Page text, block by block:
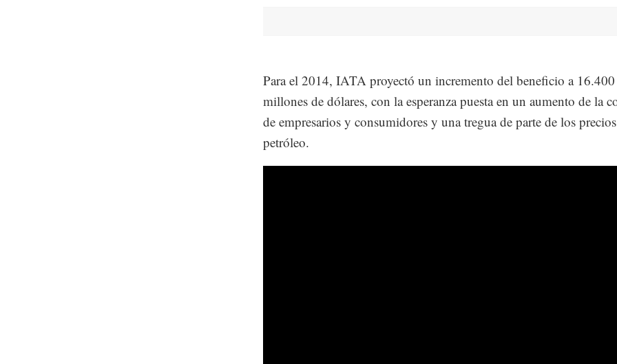
Para el 2014, IATA proyectó un incremento del beneficio a 16.400
millones de dólares, con la esperanza puesta en un aumento de la
de empresarios y consumidores y una tregua de parte de los
petróleo.